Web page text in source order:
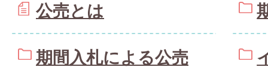
公売とは
期間入札による公売